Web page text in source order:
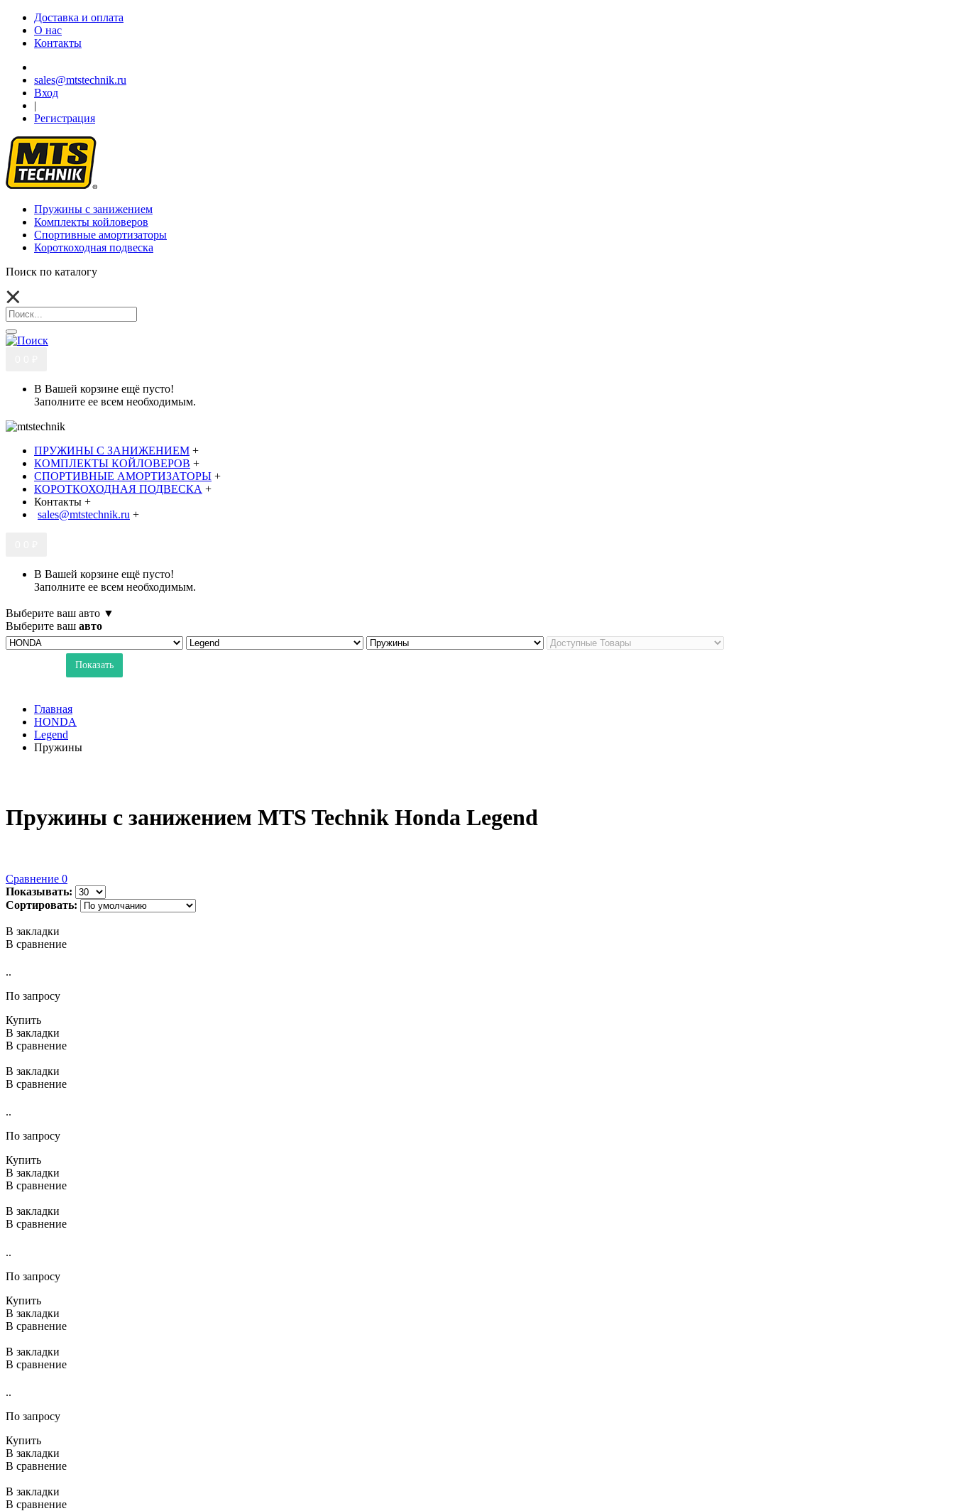
Доставка и оплата
О нас
Контакты
sales@mtstechnik.ru
Вход
|
Регистрация
Пружины с занижением
Комплекты койловеров
Спортивные амортизаторы
Короткоходная подвеска
Поиск по каталогу
В Вашей корзине ещё пусто!
Заполните ее всем необходимым.
ПРУЖИНЫ С ЗАНИЖЕНИЕМ +
КОМПЛЕКТЫ КОЙЛОВЕРОВ +
СПОРТИВНЫЕ АМОРТИЗАТОРЫ +
КОРОТКОХОДНАЯ ПОДВЕСКА +
Контакты +
sales@mtstechnik.ru +
В Вашей корзине ещё пусто!
Заполните ее всем необходимым.
Выберите ваш авто ▼
Выберите ваш авто
Показать
Главная
HONDA
Legend
Пружины
Пружины с занижением MTS Technik Honda Legend
Сравнение 0
Показывать:
Сортировать:
В закладки
В сравнение
..
По запросу
Купить
В закладки
В сравнение
В закладки
В сравнение
..
По запросу
Купить
В закладки
В сравнение
В закладки
В сравнение
..
По запросу
Купить
В закладки
В сравнение
В закладки
В сравнение
..
По запросу
Купить
В закладки
В сравнение
В закладки
В сравнение